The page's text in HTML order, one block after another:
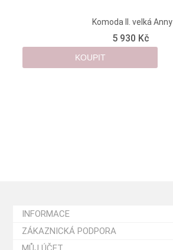
Komoda II. velká Anny
5 930 Kč
KOUPIT
INFORMACE
ZÁKAZNICKÁ PODPORA